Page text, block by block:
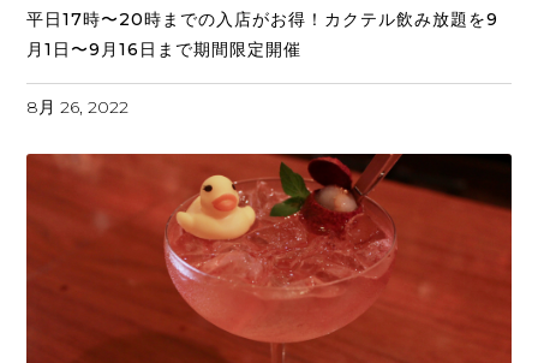
平日17時〜20時までの入店がお得！カクテル飲み放題を9
月1日〜9月16日まで期間限定開催
8月 26, 2022